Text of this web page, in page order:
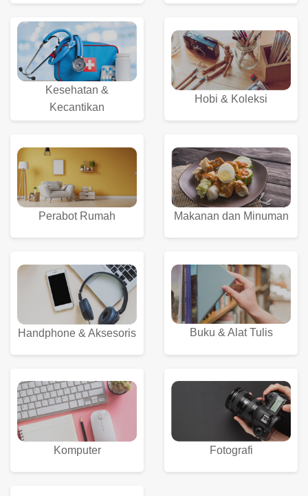
Kesehatan &
Kecantikan
Hobi & Koleksi
Perabot Rumah Makanan dan Minuman
Handphone & Aksesoris Buku & Alat Tulis
Komputer Fotografi